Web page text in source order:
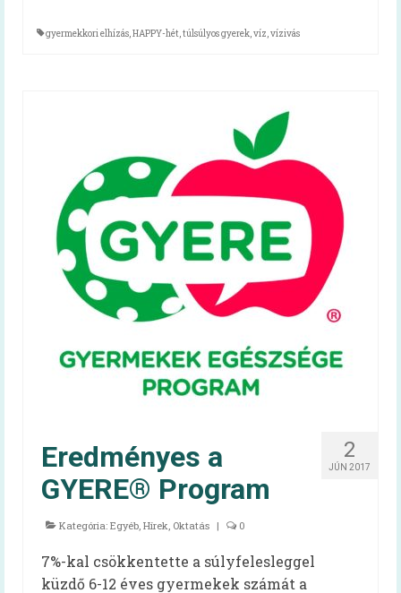
Diétás étkeztetés kiadvány
Hidegétel
Egészséges táplálkozást ösztönző iskola
Kóstolj bele a nagyvilágba!
Pályázatok
Keressük Magyarország legkedveltebb
közétkeztetésben dolgozó szakembereit
Keressük 2018 legjobb diétás
közétkeztetőjét
Az egészséges is lehet finom!
Magyarország TOP 50 legfinomabb
menzaétele
Keressük 2016 közétkeztetőjét!
gyermekkori elhízás,HAPPY-hét,túlsúlyos gyerek,víz,vízivás
2
JÚN 2017
Eredményes a
GYERE® Program
Kategória: Egyéb, Hírek, Oktatás | 0
7%-kal csökkentette a súlyfelesleggel
küzdő 6-12 éves gyermekek számát a